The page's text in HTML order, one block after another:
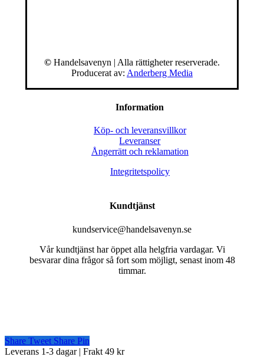
© Handelsavenyn | Alla rättigheter reserverade.
Producerat av: Anderberg Media
Information
Köp- och leveransvillkor
Leveranser
Ångerrätt och reklamation
Integritetspolicy
Kundtjänst
kundservice@handelsavenyn.se
Vår kundtjänst har öppet alla helgfria vardagar. Vi
besvarar dina frågor så fort som möjligt, senast inom 48
timmar.
Share Tweet Share Pin
Close
Leverans 1-3 dagar | Frakt 49 kr